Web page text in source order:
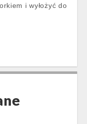
i wyłożyć do